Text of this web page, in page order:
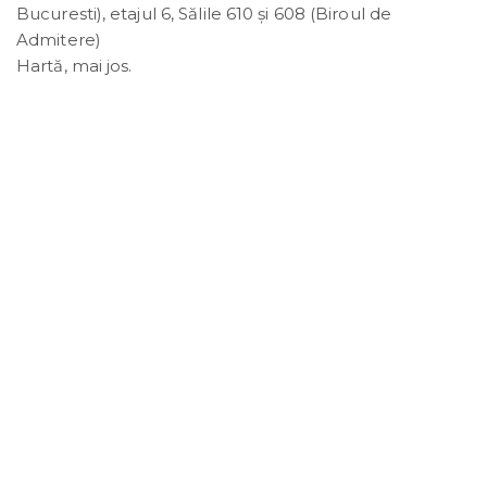
Bucuresti), etajul 6, Sălile 610 și 608 (Biroul de
Admitere)
Hartă, mai jos.